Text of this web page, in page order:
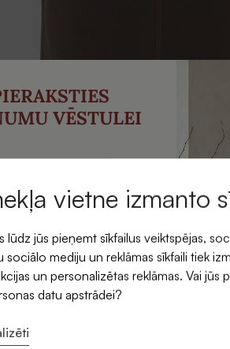
VĒSTULEI
saņemt SIDONAS
vietne izmanto
lūdz jūs pieņemt sīkfailus veiktspējas,
sociālo mediju un reklāmas sīkfaili tiek
un personalizētas reklāmas. Vai jūs
datu apstrādei?